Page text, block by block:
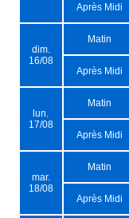
Après Midi
dim.
16/08
Matin
Après Midi
lun.
17/08
Matin
Après Midi
mar.
18/08
Matin
Après Midi